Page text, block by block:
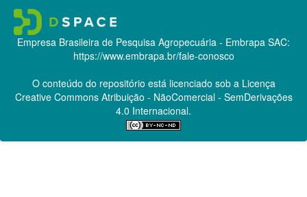
Empresa Brasileira de Pesquisa Agropecuária - Embrapa SAC:
https://www.embrapa.br/fale-conosco
O conteúdo do repositório está licenciado sob a Licença
Creative CommonsAtribuição - NãoComercial - SemDerivações
4.0 Internacional.